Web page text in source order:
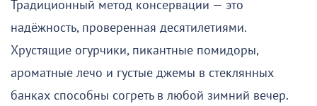
Традиционный метод консервации — это
надёжность, проверенная десятилетиями.
Хрустящие огурчики, пикантные помидоры,
ароматные лечо и густые джемы в стеклянных
банках способны согреть в любой зимний вечер.